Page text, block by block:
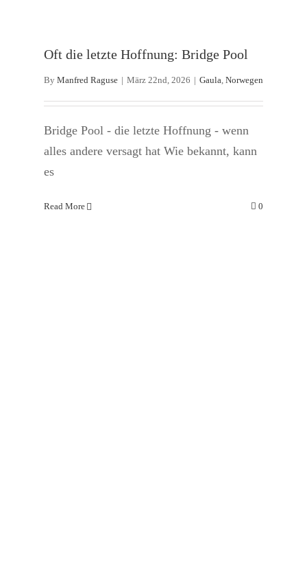
Oft die letzte Hoffnung: Bridge Pool
By Manfred Raguse | März 22nd, 2026 | Gaula, Norwegen
Bridge Pool - die letzte Hoffnung - wenn
alles andere versagt hat Wie bekannt, kann
es
Read More 0
Nur noch 90 Tage bis zum Saisonstart an